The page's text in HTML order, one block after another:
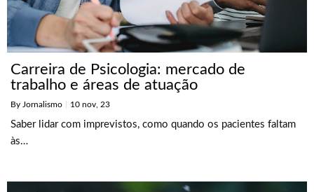
Carreira de Psicologia: mercado de
trabalho e áreas de atuação
By Jornalismo 10 nov, 23
Saber lidar com imprevistos, como quando os pacientes faltam
às…